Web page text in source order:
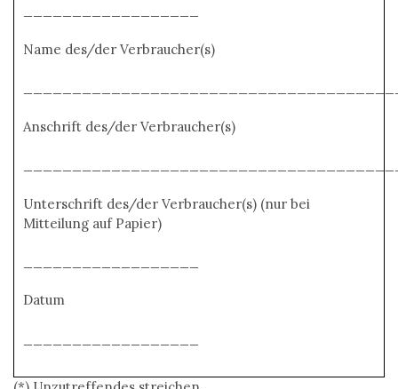
Name des/der Verbraucher(s)
Anschrift des/der Verbraucher(s)
Unterschrift des/der Verbraucher(s) (nur bei
Mitteilung auf Papier)
Datum